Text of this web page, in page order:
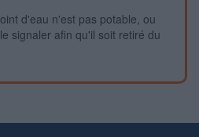
d'eau n'est pas potable, ou
signaler afin qu'il soit retiré du